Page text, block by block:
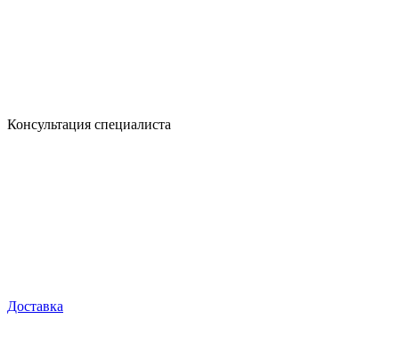
Консультация специалиста
Доставка